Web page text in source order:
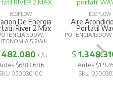
ECOFLOW
De Energia
River 2 Max
500W,
512WH
482.080 C/U
$688.686
050030100
ECOFLOW
Aire
Portatil
POTENCIA
$
Antes
SKU